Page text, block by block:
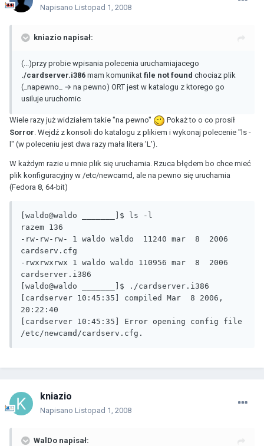
Napisano Listopad 1, 2008
kniazio napisał:
(...)przy probie wpisania polecenia uruchamiajacego
./cardserver.i386 mam komunikat file not found chociaz plik
(_napewno_ → na pewno) ORT jest w katalogu z ktorego go
usiluje uruchomic
Wiele razy już widziałem takie "na pewno"
Pokaż to o co prosił
Sorror. Wejdź z konsoli do katalogu z plikiem i wykonaj polecenie "ls -
l" (w poleceniu jest dwa razy mała litera 'L').
W każdym razie u mnie plik się uruchamia. Rzuca błędem bo chce mieć
plik konfiguracyjny w /etc/newcamd, ale na pewno się uruchamia
(Fedora 8, 64-bit)
[waldo@waldo _______]$ ls -l
razem 136
-rw-rw-rw- 1 waldo waldo  11240 mar  8  2006
cardserv.cfg
-rwxrwxrwx 1 waldo waldo 110956 mar  8  2006
cardserver.i386
[waldo@waldo _______]$ ./cardserver.i386
[cardserver 10:45:35] compiled Mar  8 2006,
20:22:40
[cardserver 10:45:35] Error opening config file
/etc/newcamd/cardserv.cfg.
kniazio
Napisano Listopad 1, 2008
WalDo napisał: